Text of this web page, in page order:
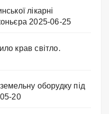
лікарні
2025-06-25
крав світло.
оборудку під
20